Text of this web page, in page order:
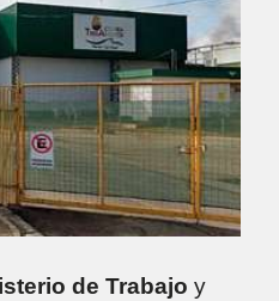
de Trabajo y